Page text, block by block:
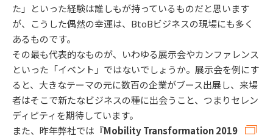
た」といった経験は誰しもが持っているものだと思います
が、こうした偶然の幸運は、BtoBビジネスの現場にも多く
あるものです。
その最も代表的なものが、いわゆる展示会やカンファレンス
といった「イベント」ではないでしょうか。展示会を例にす
ると、大きなテーマの元に数百の企業がブース出展し、来場
者はそこで新たなビジネスの種に出会うこと、つまりセレン
ディピティを期待しています。
また、昨年弊社では『Mobility Transformation 2019